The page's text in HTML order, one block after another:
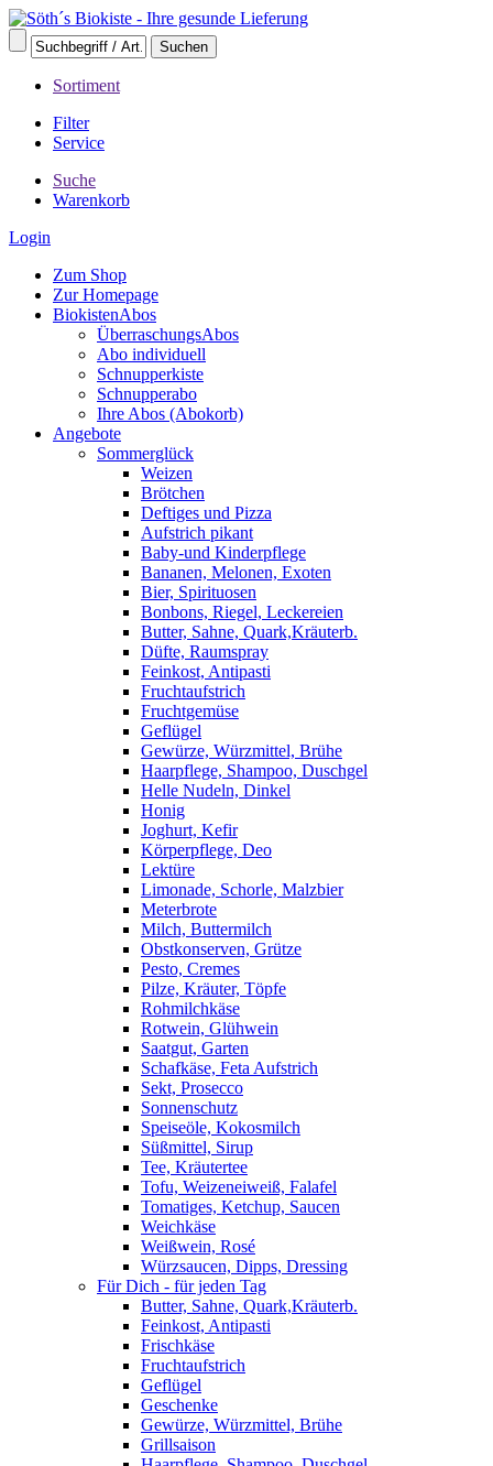
Sortiment
Filter
Service
Suche
Warenkorb
Login
Zum Shop
Zur Homepage
BiokistenAbos
ÜberraschungsAbos
Abo individuell
Schnupperkiste
Schnupperabo
Ihre Abos (Abokorb)
Angebote
Sommerglück
Weizen
Brötchen
Deftiges und Pizza
Aufstrich pikant
Baby-und Kinderpflege
Bananen, Melonen, Exoten
Bier, Spirituosen
Bonbons, Riegel, Leckereien
Butter, Sahne, Quark,Kräuterb.
Düfte, Raumspray
Feinkost, Antipasti
Fruchtaufstrich
Fruchtgemüse
Geflügel
Gewürze, Würzmittel, Brühe
Haarpflege, Shampoo, Duschgel
Helle Nudeln, Dinkel
Honig
Joghurt, Kefir
Körperpflege, Deo
Lektüre
Limonade, Schorle, Malzbier
Meterbrote
Milch, Buttermilch
Obstkonserven, Grütze
Pesto, Cremes
Pilze, Kräuter, Töpfe
Rohmilchkäse
Rotwein, Glühwein
Saatgut, Garten
Schafkäse, Feta Aufstrich
Sekt, Prosecco
Sonnenschutz
Speiseöle, Kokosmilch
Süßmittel, Sirup
Tee, Kräutertee
Tofu, Weizeneiweiß, Falafel
Tomatiges, Ketchup, Saucen
Weichkäse
Weißwein, Rosé
Würzsaucen, Dipps, Dressing
Für Dich - für jeden Tag
Butter, Sahne, Quark,Kräuterb.
Feinkost, Antipasti
Frischkäse
Fruchtaufstrich
Geflügel
Geschenke
Gewürze, Würzmittel, Brühe
Grillsaison